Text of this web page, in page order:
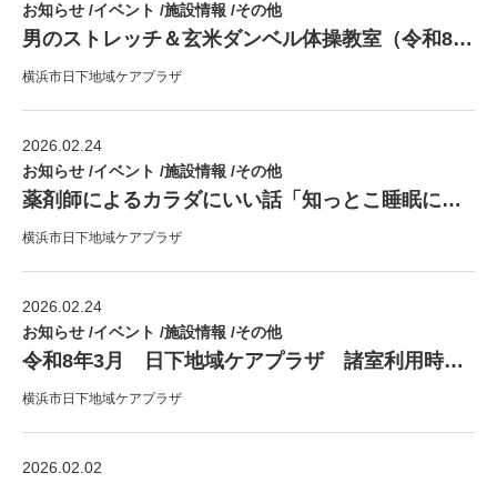
お知らせ /イベント /施設情報 /その他
男のストレッチ＆玄米ダンベル体操教室（令和8年度）
横浜市日下地域ケアプラザ
2026.02.24
お知らせ /イベント /施設情報 /その他
薬剤師によるカラダにいい話「知っとこ睡眠について」
横浜市日下地域ケアプラザ
2026.02.24
お知らせ /イベント /施設情報 /その他
令和8年3月 日下地域ケアプラザ 諸室利用時間のお知らせ！
横浜市日下地域ケアプラザ
2026.02.02